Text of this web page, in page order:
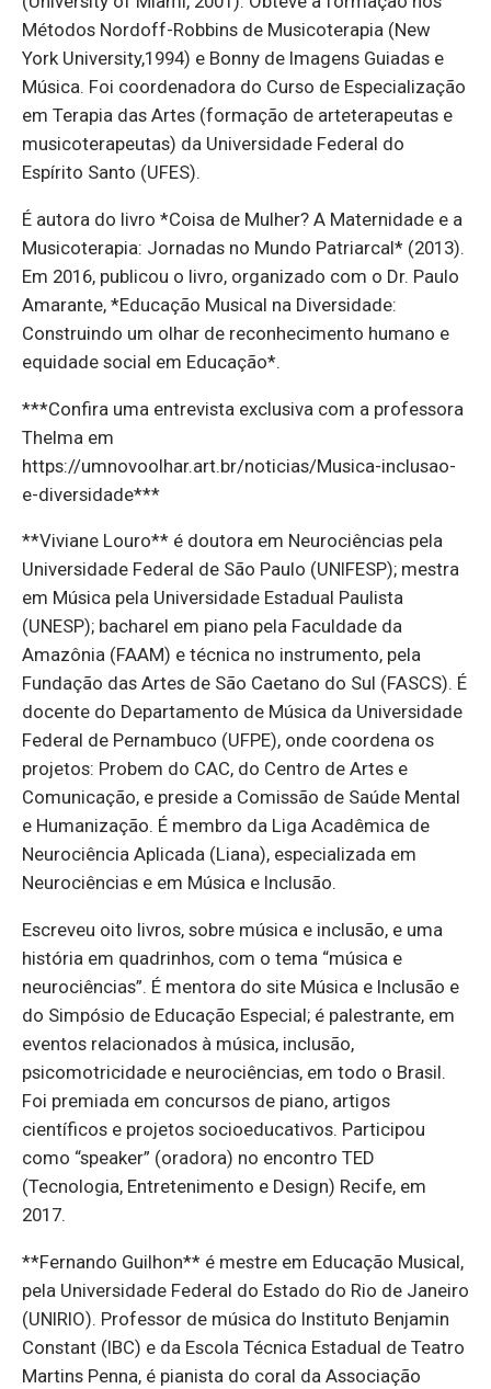
Métodos Nordoff-Robbins de Musicoterapia (New
York University,1994) e Bonny de Imagens Guiadas e
Música. Foi coordenadora do Curso de Especialização
em Terapia das Artes (formação de arteterapeutas e
musicoterapeutas) da Universidade Federal do
Espírito Santo (UFES).
É autora do livro *Coisa de Mulher? A Maternidade e a
Musicoterapia: Jornadas no Mundo Patriarcal* (2013).
Em 2016, publicou o livro, organizado com o Dr. Paulo
Amarante, *Educação Musical na Diversidade:
Construindo um olhar de reconhecimento humano e
equidade social em Educação*.
***Confira uma entrevista exclusiva com a professora
Thelma em
https://umnovoolhar.art.br/noticias/Musica-inclusao-
e-diversidade***
**Viviane Louro** é doutora em Neurociências pela
Universidade Federal de São Paulo (UNIFESP); mestra
em Música pela Universidade Estadual Paulista
(UNESP); bacharel em piano pela Faculdade da
Amazônia (FAAM) e técnica no instrumento, pela
Fundação das Artes de São Caetano do Sul (FASCS). É
docente do Departamento de Música da Universidade
Federal de Pernambuco (UFPE), onde coordena os
projetos: Probem do CAC, do Centro de Artes e
Comunicação, e preside a Comissão de Saúde Mental
e Humanização. É membro da Liga Acadêmica de
Neurociência Aplicada (Liana), especializada em
Neurociências e em Música e Inclusão.
Escreveu oito livros, sobre música e inclusão, e uma
história em quadrinhos, com o tema “música e
neurociências”. É mentora do site Música e Inclusão e
do Simpósio de Educação Especial; é palestrante, em
eventos relacionados à música, inclusão,
psicomotricidade e neurociências, em todo o Brasil.
Foi premiada em concursos de piano, artigos
científicos e projetos socioeducativos. Participou
como “speaker” (oradora) no encontro TED
(Tecnologia, Entretenimento e Design) Recife, em
2017.
**Fernando Guilhon** é mestre em Educação Musical,
pela Universidade Federal do Estado do Rio de Janeiro
(UNIRIO). Professor de música do Instituto Benjamin
Constant (IBC) e da Escola Técnica Estadual de Teatro
Martins Penna, é pianista do coral da Associação